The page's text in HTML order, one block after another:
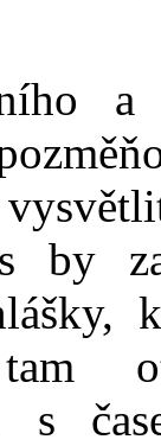
by
tam
s